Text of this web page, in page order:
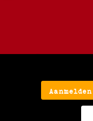
Aanmelden